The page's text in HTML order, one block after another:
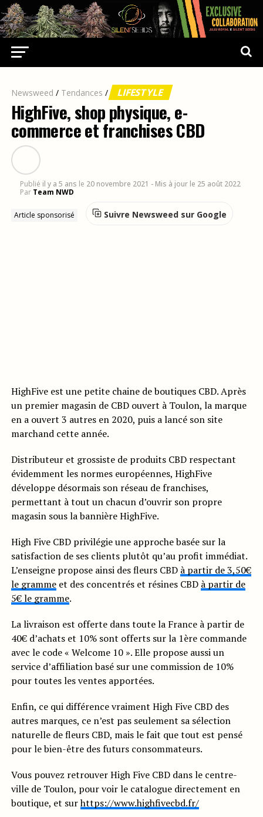
Newsweed / Tendances / LIFESTYLE
HighFive, shop physique, e-
commerce et franchises CBD
Publié il y a 5 ans le 20 novembre 2021 - Mis à jour le 25 août 2022
Par Team NWD
Article sponsorisé Suivre Newsweed sur Google
HighFive est une petite chaine de boutiques CBD. Après
un premier magasin de CBD ouvert à Toulon, la marque
en a ouvert 3 autres en 2020, puis a lancé son site
marchand cette année.
Distributeur et grossiste de produits CBD respectant
évidemment les normes européennes, HighFive
développe désormais son réseau de franchises,
permettant à tout un chacun d’ouvrir son propre
magasin sous la bannière HighFive.
High Five CBD privilégie une approche basée sur la
satisfaction de ses clients plutôt qu’au profit immédiat.
L’enseigne propose ainsi des fleurs CBD à partir de 3,50€
le grammeet des concentrés et résines CBD à partir de
5€ le gramme.
La livraison est offerte dans toute la France à partir de
40€ d’achats et 10% sont offerts sur la 1ère commande
avec le code « Welcome 10 ». Elle propose aussi un
service d’affiliation basé sur une commission de 10%
pour toutes les ventes apportées.
Enfin, ce qui différence vraiment High Five CBD des
autres marques, ce n’est pas seulement sa sélection
naturelle de fleurs CBD, mais le fait que tout est pensé
pour le bien-être des futurs consommateurs.
Vous pouvez retrouver High Five CBD dans le centre-
ville de Toulon, pour voir le catalogue directement en
boutique, et surhttps://www.highfivecbd.fr/